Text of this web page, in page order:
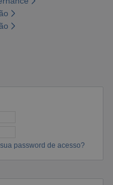
password de acesso?